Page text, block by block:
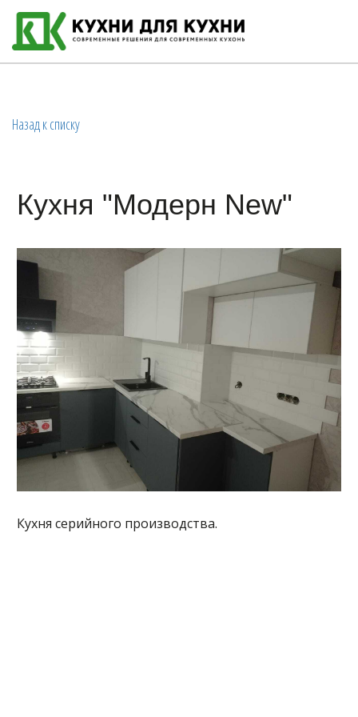
Назад к списку
Кухня "Модерн New"
Кухня серийного производства.